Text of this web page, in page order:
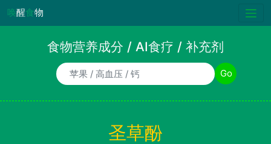
唤醒食物
食物营养成分 / AI食疗 / 补充剂
食物/AI食疗诉求/补充剂名称 Go
圣草酚